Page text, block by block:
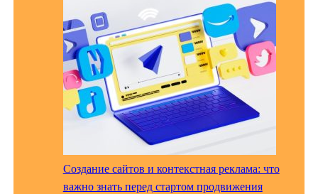
Создание сайтов и контекстная реклама: что
важно знать перед стартом продвижения